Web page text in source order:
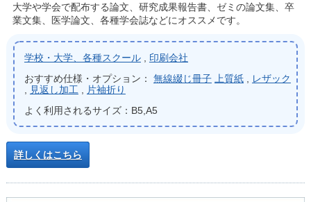
大学や学会で配布する論文、研究成果報告書、ゼミの論文集、卒
業文集、医学論文、各種学会誌などにオススメです。
学校・大学、各種スクール, 印刷会社
おすすめ仕様・オプション： 無線綴じ冊子 上質紙,
レザック
見返し加工
片袖折り
よく利用されるサイズ：B5,A5
詳しくはこちら